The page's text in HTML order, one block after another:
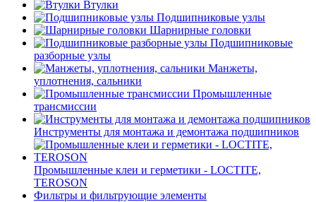
Втулки
Подшипниковые узлы
Шарнирные головки
Подшипниковые
разборные узлы
Манжеты,
уплотнения, сальники
Промышленные
трансмиссии
Инструменты для монтажа и демонтажа подшипников
Промышленные клеи и герметики - LOCTITE,
TEROSON
Фильтры и фильтрующие элементы